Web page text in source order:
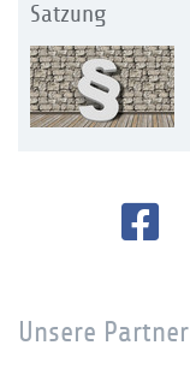
Satzung
Unsere Partner